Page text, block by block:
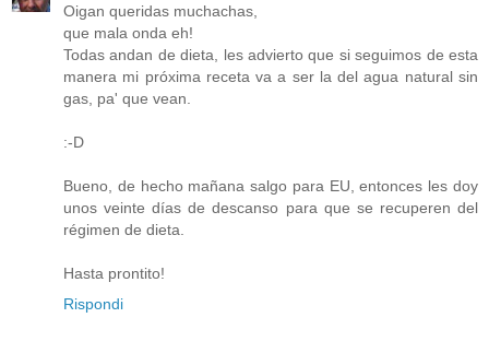
Oigan queridas muchachas,
que mala onda eh!
Todas andan de dieta, les advierto que si seguimos de esta
manera mi próxima receta va a ser la del agua natural sin
gas, pa' que vean.
:-D
Bueno, de hecho mañana salgo para EU, entonces les doy
unos veinte días de descanso para que se recuperen del
régimen de dieta.
Hasta prontito!
Rispondi